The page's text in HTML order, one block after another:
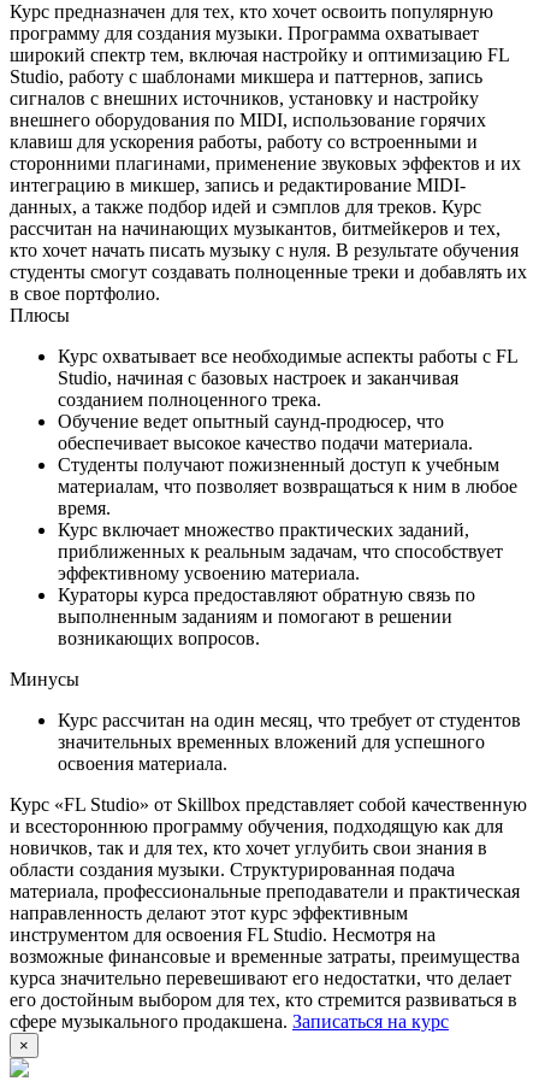
Курс предназначен для тех, кто хочет освоить популярную
программу для создания музыки. Программа охватывает
широкий спектр тем, включая настройку и оптимизацию FL
Studio, работу с шаблонами микшера и паттернов, запись
сигналов с внешних источников, установку и настройку
внешнего оборудования по MIDI, использование горячих
клавиш для ускорения работы, работу со встроенными и
сторонними плагинами, применение звуковых эффектов и их
интеграцию в микшер, запись и редактирование MIDI-
данных, а также подбор идей и сэмплов для треков. Курс
рассчитан на начинающих музыкантов, битмейкеров и тех,
кто хочет начать писать музыку с нуля. В результате обучения
студенты смогут создавать полноценные треки и добавлять их
в свое портфолио.
Плюсы
Курс охватывает все необходимые аспекты работы с FL
Studio, начиная с базовых настроек и заканчивая
созданием полноценного трека.
Обучение ведет опытный саунд-продюсер, что
обеспечивает высокое качество подачи материала.
Студенты получают пожизненный доступ к учебным
материалам, что позволяет возвращаться к ним в любое
время.
Курс включает множество практических заданий,
приближенных к реальным задачам, что способствует
эффективному усвоению материала.
Кураторы курса предоставляют обратную связь по
выполненным заданиям и помогают в решении
возникающих вопросов.
Минусы
Курс рассчитан на один месяц, что требует от студентов
значительных временных вложений для успешного
освоения материала.
Курс «FL Studio» от Skillbox представляет собой качественную
и всестороннюю программу обучения, подходящую как для
новичков, так и для тех, кто хочет углубить свои знания в
области создания музыки. Структурированная подача
материала, профессиональные преподаватели и практическая
направленность делают этот курс эффективным
инструментом для освоения FL Studio. Несмотря на
возможные финансовые и временные затраты, преимущества
курса значительно перевешивают его недостатки, что делает
его достойным выбором для тех, кто стремится развиваться в
сфере музыкального продакшена. Записаться на курс
×